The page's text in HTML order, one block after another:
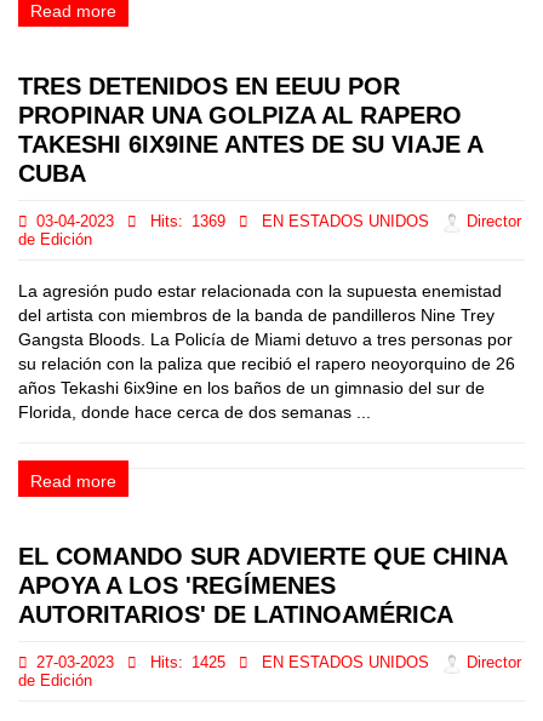
Read more
TRES DETENIDOS EN EEUU POR
PROPINAR UNA GOLPIZA AL RAPERO
TAKESHI 6IX9INE ANTES DE SU VIAJE A
CUBA
03-04-2023 Hits: 1369 EN ESTADOS UNIDOS
Director
de Edición
La agresión pudo estar relacionada con la supuesta enemistad
del artista con miembros de la banda de pandilleros Nine Trey
Gangsta Bloods. La Policía de Miami detuvo a tres personas por
su relación con la paliza que recibió el rapero neoyorquino de 26
años Tekashi 6ix9ine en los baños de un gimnasio del sur de
Florida, donde hace cerca de dos semanas ...
Read more
EL COMANDO SUR ADVIERTE QUE CHINA
APOYA A LOS 'REGÍMENES
AUTORITARIOS' DE LATINOAMÉRICA
27-03-2023 Hits: 1425 EN ESTADOS UNIDOS
Director
de Edición